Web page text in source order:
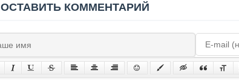
ОСТАВИТЬ КОММЕНТАРИЙ